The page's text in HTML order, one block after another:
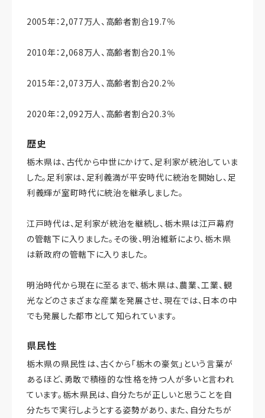
2005年：2,077万人、高齢者割合19.7％
2010年：2,068万人、高齢者割合20.1％
2015年：2,073万人、高齢者割合20.2％
2020年：2,092万人、高齢者割合20.3％
歴史
栃木県は、古代から中世にかけて、足利家が統治していま
した。足利家は、足利義満が平安時代に統治を開始し、足
利義輝が室町時代に統治を継承しました。
江戸時代は、足利家が統治を継続し、栃木県は江戸幕府
の管轄下に入りました。その後、明治維新により、栃木県
は新政府の管轄下に入りました。
明治時代から現在に至るまで、栃木県は、農業、工業、観
光などのさまざまな産業を発展させ、現在では、日本の中
でも発展した都市として知られています。
県民性
栃木県の県民性は、古くから「栃木の豪気」という言葉が
あるほど、勇敢で積極的な性格を持つ人が多いと言われ
ています。栃木県民は、自分たちが正しいと思うことを自
分たちで実行しようとする姿勢があり、また、自分たちが